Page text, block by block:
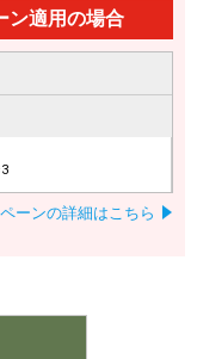
ン適用の場合
ーンの詳細はこちら